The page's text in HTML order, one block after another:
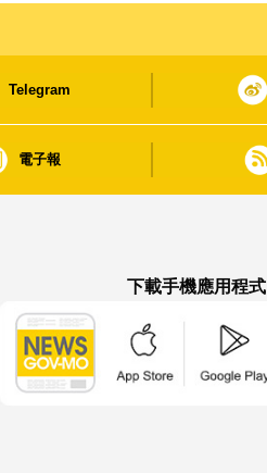
Telegram
電子報
下載手機應用程式